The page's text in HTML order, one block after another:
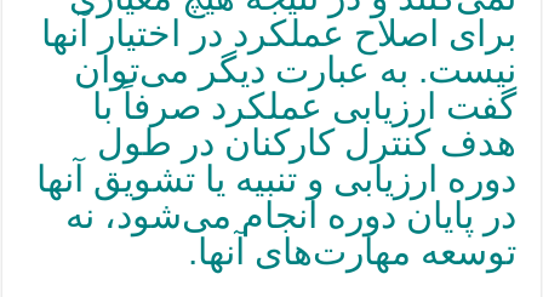
برای اصلاح عملکرد در اختیار آنها
نیست. به عبارت دیگر می‌توان
گفت ارزیابی عملکرد صرفاً با
هدف کنترل کارکنان در طول
دوره ارزیابی و تنبیه یا تشویق آنها
در پایان دوره انجام می‌شود، نه
توسعه مهارت‌های آنها.